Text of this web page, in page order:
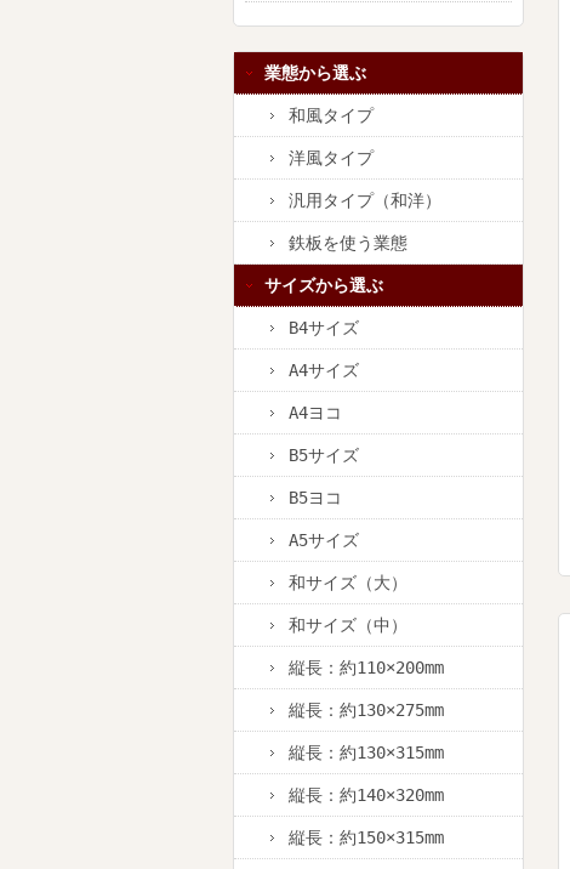
業態から選ぶ
和風タイプ
洋風タイプ
汎用タイプ（和洋）
鉄板を使う業態
サイズから選ぶ
B4サイズ
A4サイズ
A4ヨコ
B5サイズ
B5ヨコ
A5サイズ
和サイズ（大）
和サイズ（中）
縦長：約110×200mm
縦長：約130×275mm
縦長：約130×315mm
縦長：約140×320mm
縦長：約150×315mm